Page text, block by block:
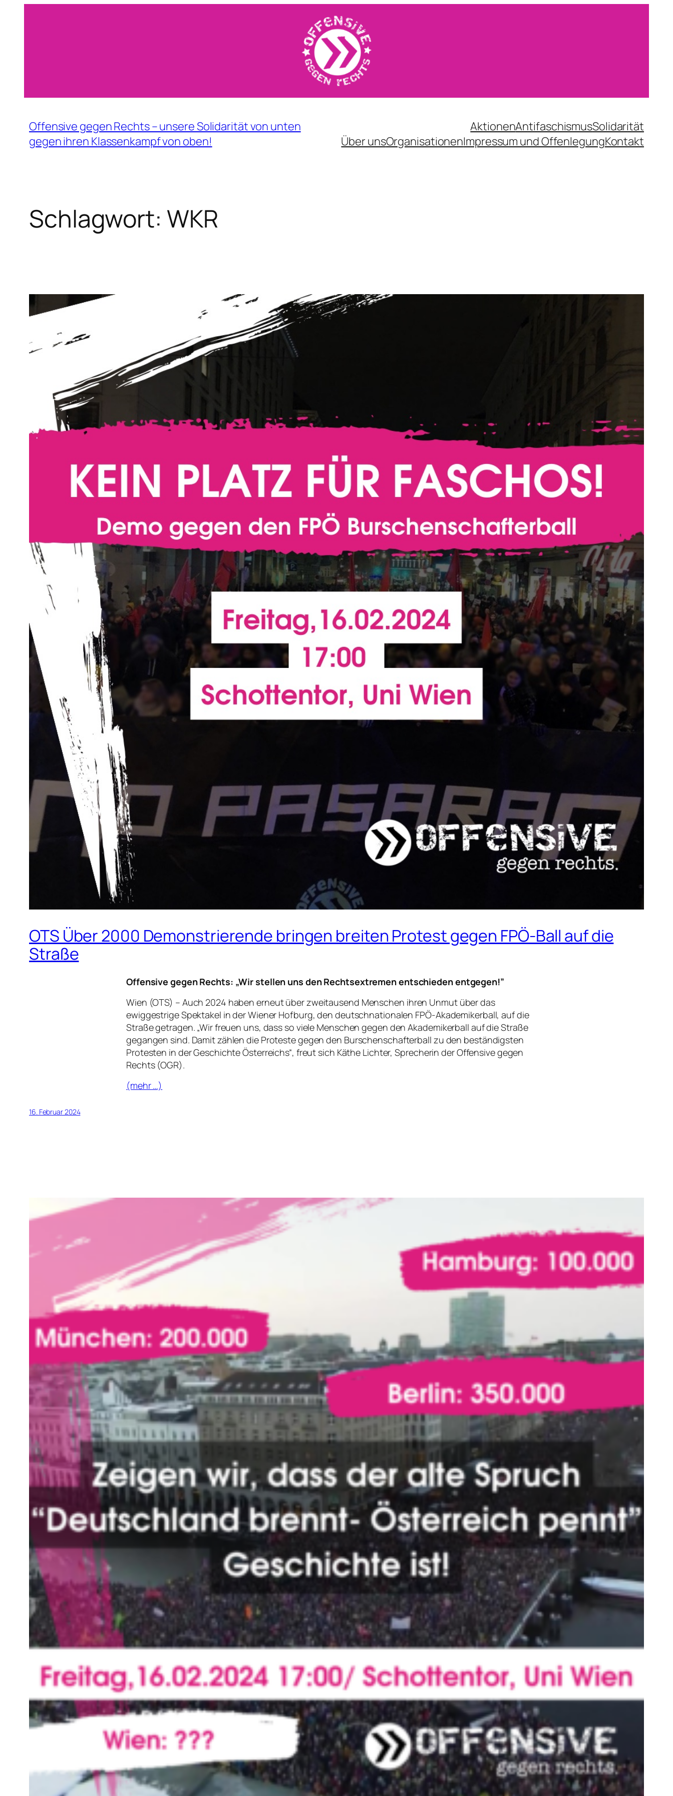
Offensive gegen Rechts – unsere Solidarität von unten
gegen ihren Klassenkampf von oben!
AktionenAntifaschismusSolidarität
Über unsOrganisationenImpressum und OffenlegungKontakt
Schlagwort: WKR
OTS Über 2000 Demonstrierende bringen breiten Protest gegen FPÖ-Ball auf die
Straße
Offensive gegen Rechts: „Wir stellen uns den Rechtsextremen entschieden entgegen!”
Wien (OTS) – Auch 2024 haben erneut über zweitausend Menschen ihren Unmut über das
ewiggestrige Spektakel in der Wiener Hofburg, den deutschnationalen FPÖ-Akademikerball, auf die
Straße getragen. „Wir freuen uns, dass so viele Menschen gegen den Akademikerball auf die Straße
gegangen sind. Damit zählen die Proteste gegen den Burschenschafterball zu den beständigsten
Protesten in der Geschichte Österreichs“, freut sich Käthe Lichter, Sprecherin der Offensive gegen
Rechts (OGR).
(mehr …)
16. Februar 2024